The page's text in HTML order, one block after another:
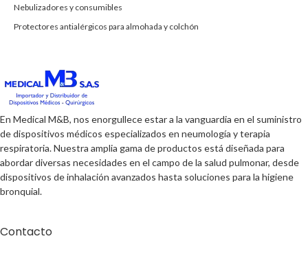
Nebulizadores y consumibles
Protectores antialérgicos para almohada y colchón
En Medical M&B, nos enorgullece estar a la vanguardia en el suministro
de dispositivos médicos especializados en neumología y terapia
respiratoria. Nuestra amplia gama de productos está diseñada para
abordar diversas necesidades en el campo de la salud pulmonar, desde
dispositivos de inhalación avanzados hasta soluciones para la higiene
bronquial.
Contacto